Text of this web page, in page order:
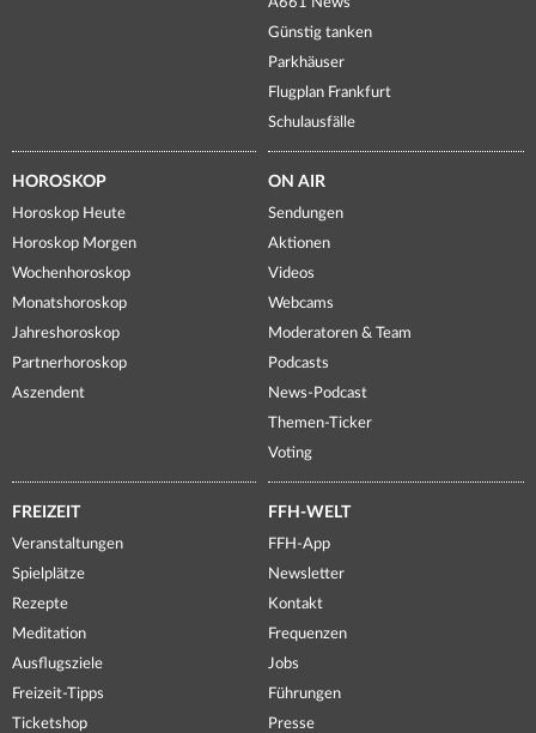
Günstig tanken
Parkhäuser
Flugplan Frankfurt
Schulausfälle
HOROSKOP
Horoskop Heute
Horoskop Morgen
Wochenhoroskop
Monatshoroskop
Jahreshoroskop
Partnerhoroskop
Aszendent
ON AIR
Sendungen
Aktionen
Videos
Webcams
Moderatoren & Team
Podcasts
News-Podcast
Themen-Ticker
Voting
FREIZEIT
Veranstaltungen
Spielplätze
Rezepte
Meditation
Ausflugsziele
Freizeit-Tipps
Ticketshop
FFH-WELT
FFH-App
Newsletter
Kontakt
Frequenzen
Jobs
Führungen
Presse